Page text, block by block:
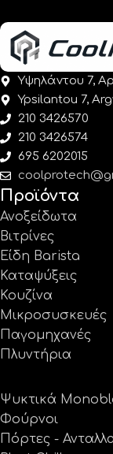
Υψηλάντου 7,
Ypsilantou 7,
210 3426570
210 3426574
695 6202015
Προϊόντα
Ανοξείδωτα
Βιτρίνες
Είδη Barista
Καταψύξεις
Κουζίνα
Μικροσυσκευές
Παγομηχανές
Πλυντήρια
Ψυκτικά
Φούρνοι
Πόρτες -